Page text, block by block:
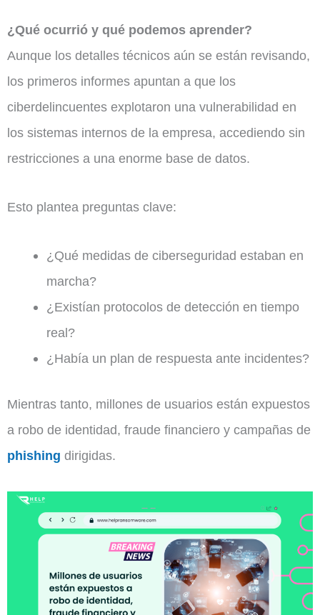
¿Qué ocurrió y qué podemos aprender?
Aunque los detalles técnicos aún se están revisando,
los primeros informes apuntan a que los
ciberdelincuentes explotaron una vulnerabilidad en
los sistemas internos de la empresa, accediendo sin
restricciones a una enorme base de datos.
Esto plantea preguntas clave:
¿Qué medidas de ciberseguridad estaban en
marcha?
¿Existían protocolos de detección en tiempo
real?
¿Había un plan de respuesta ante incidentes?
Mientras tanto, millones de usuarios están expuestos
a robo de identidad, fraude financiero y campañas de
phishing dirigidas.